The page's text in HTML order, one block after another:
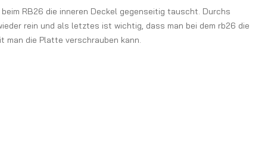
RB26 die inneren Deckel gegenseitig tauscht. Durchs
rein und als letztes ist wichtig, dass man bei dem rb26 die
die Platte verschrauben kann.